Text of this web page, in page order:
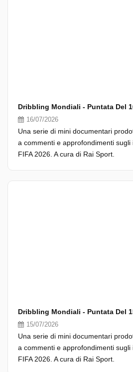
Dribbling Mondiali - Puntata Del
16/07/2026
Una serie di mini documentari
a commenti e approfondimenti
FIFA 2026. A cura di Rai Sport.
Dribbling Mondiali - Puntata Del
15/07/2026
Una serie di mini documentari
a commenti e approfondimenti
FIFA 2026. A cura di Rai Sport.